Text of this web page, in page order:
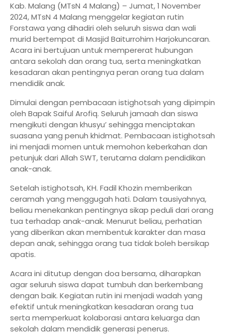
Kab. Malang (MTsN 4 Malang) – Jumat, 1 November
2024, MTsN 4 Malang menggelar kegiatan rutin
Forstawa yang dihadiri oleh seluruh siswa dan wali
murid bertempat di Masjid Baiturrohim Harjokuncaran.
Acara ini bertujuan untuk mempererat hubungan
antara sekolah dan orang tua, serta meningkatkan
kesadaran akan pentingnya peran orang tua dalam
mendidik anak.
Dimulai dengan pembacaan istighotsah yang dipimpin
oleh Bapak Saiful Arofiq. Seluruh jamaah dan siswa
mengikuti dengan khusyu’ sehingga menciptakan
suasana yang penuh khidmat. Pembacaan istighotsah
ini menjadi momen untuk memohon keberkahan dan
petunjuk dari Allah SWT, terutama dalam pendidikan
anak-anak.
Setelah istighotsah, KH. Fadil Khozin memberikan
ceramah yang menggugah hati. Dalam tausiyahnya,
beliau menekankan pentingnya sikap peduli dari orang
tua terhadap anak-anak. Menurut beliau, perhatian
yang diberikan akan membentuk karakter dan masa
depan anak, sehingga orang tua tidak boleh bersikap
apatis.
Acara ini ditutup dengan doa bersama, diharapkan
agar seluruh siswa dapat tumbuh dan berkembang
dengan baik. Kegiatan rutin ini menjadi wadah yang
efektif untuk meningkatkan kesadaran orang tua
serta memperkuat kolaborasi antara keluarga dan
sekolah dalam mendidik generasi penerus.